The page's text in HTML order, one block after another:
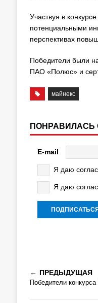
Участвуя в
потенциальными
перспективах
Победители были
ПАО «Полюс» и
майнекс
ПОНРАВИЛАСЬ
E-mail
Я даю
Я даю
ПРЕДЫДУЩАЯ
Победители